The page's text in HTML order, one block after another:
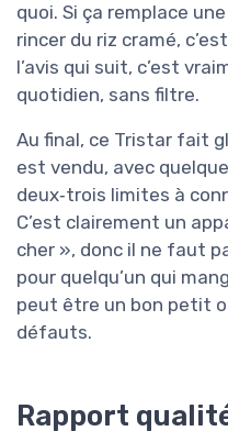
quoi. Si ça remplace
rincer du riz cramé,
l’avis qui suit, c’est
quotidien, sans filtre.
Au final, ce Tristar fait
est vendu, avec
deux‑trois limites à
C’est clairement un
cher », donc il ne faut
pour quelqu’un qui
peut être un bon petit
défauts.
Rapport